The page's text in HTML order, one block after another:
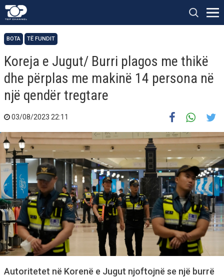
BOTA TË FUNDIT
Koreja e Jugut/ Burri plagos me thikë
dhe përplas me makinë 14 persona në
një qendër tregtare
03/08/2023 22:11
Autoritetet në Korenë e Jugut njoftojnë se një burrë